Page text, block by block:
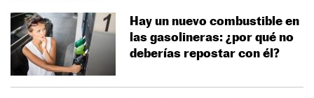
Hay un nuevo combustible en
las gasolineras: ¿por qué no
deberías repostar con él?